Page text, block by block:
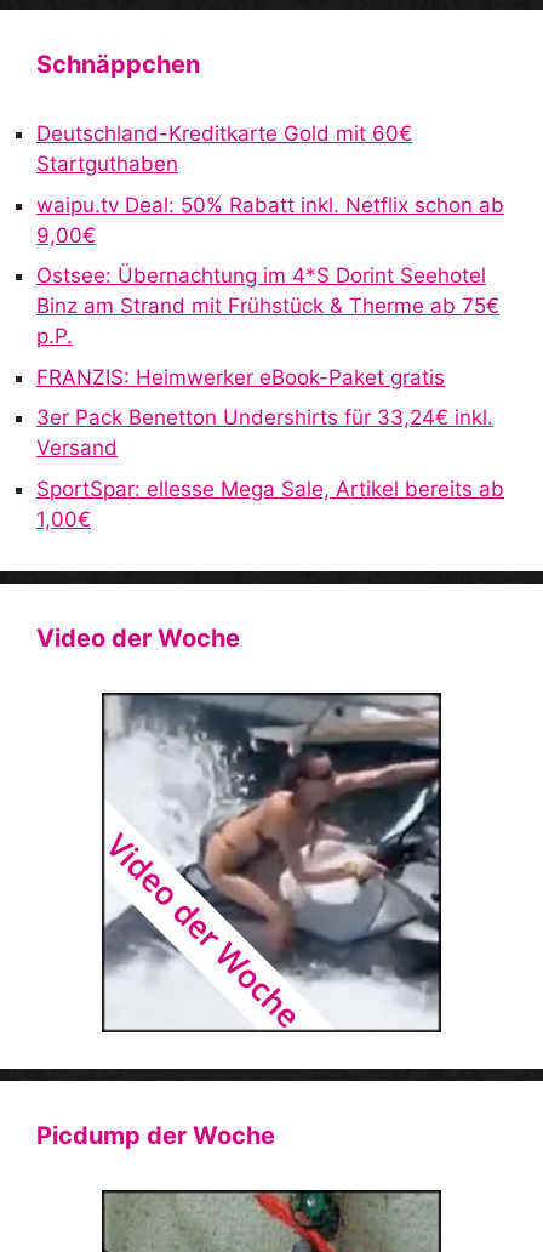
n
t
Schnäppchen
Deutschland-Kreditkarte Gold mit 60€
Startguthaben
waipu.tv Deal: 50% Rabatt inkl. Netflix schon ab
9,00€
Ostsee: Übernachtung im 4*S Dorint Seehotel
Binz am Strand mit Frühstück & Therme ab 75€
p.P.
FRANZIS: Heimwerker eBook-Paket gratis
3er Pack Benetton Undershirts für 33,24€ inkl.
Versand
SportSpar: ellesse Mega Sale, Artikel bereits ab
1,00€
Video der Woche
Picdump der Woche